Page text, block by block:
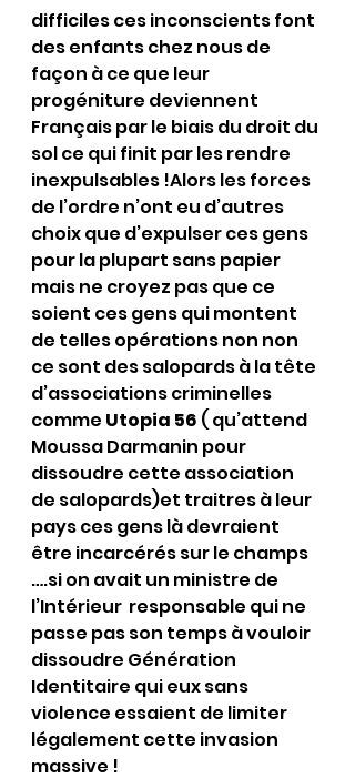
difficiles ces inconscients font
des enfants chez nous de
façon à ce que leur
progéniture deviennent
Français par le biais du droit du
sol ce qui finit par les rendre
inexpulsables !Alors les forces
de l’ordre n’ont eu d’autres
choix que d’expulser ces gens
pour la plupart sans papier
mais ne croyez pas que ce
soient ces gens qui montent
de telles opérations non non
ce sont des salopards à la tête
d’associations criminelles
comme Utopia 56 ( qu’attend
Moussa Darmanin pour
dissoudre cette association
de salopards)et traitres à leur
pays ces gens là devraient
être incarcérés sur le champs
….si on avait un ministre de
l’Intérieur  responsable qui ne
passe pas son temps à vouloir
dissoudre Génération
Identitaire qui eux sans
violence essaient de limiter
légalement cette invasion
massive !